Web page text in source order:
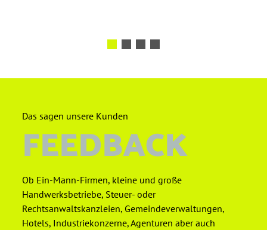
Das sagen unsere Kunden
FEEDBACK
Ob Ein-Mann-Firmen, kleine und große
Handwerksbetriebe, Steuer- oder
Rechtsanwaltskanzleien, Gemeindeverwaltungen,
Hotels, Industriekonzerne, Agenturen aber auch